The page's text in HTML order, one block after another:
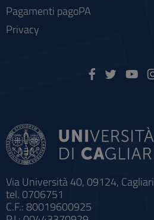
Via Università 40, 09124, Cagliari
tel. 0706751
C.F.: 80019600925
Pagamenti pagoPA
Privacy